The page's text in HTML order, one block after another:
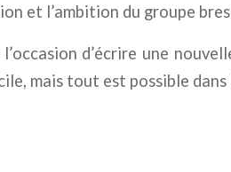
et l’ambition du groupe
d’écrire une
mais tout est possible